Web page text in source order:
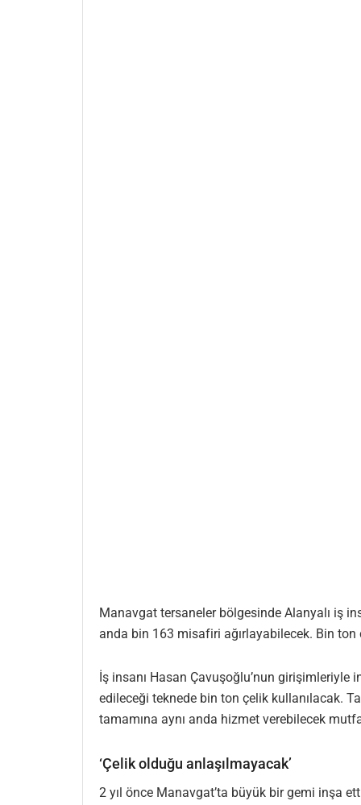
Manavgat tersaneler bölgesinde Alanyalı iş
anda bin 163 misafiri ağırlayabilecek. Bin
İş insanı Hasan Çavuşoğlu’nun
edileceği teknede bin ton çelik kullanılacak.
tamamına aynı anda hizmet verebilecek
‘Çelik olduğu anlaşılmayacak’
2 yıl önce Manavgat’ta büyük bir gemi inşa